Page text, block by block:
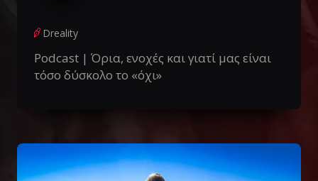
Dreality
Podcast | Όρια, ενοχές και γιατί μας είναι
τόσο δύσκολο το «όχι»